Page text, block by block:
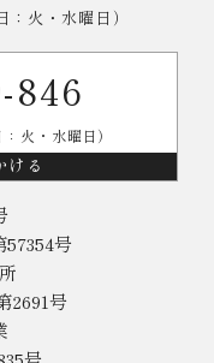
火・水曜日）
846
火・水曜日）
ける
号
2691号